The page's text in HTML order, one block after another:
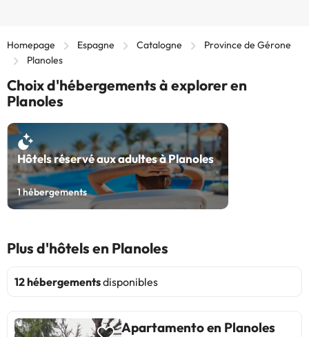
Homepage Espagne Catalogne
Province de Gérone
Planoles
Choix d'hébergements à explorer en
Planoles
Hôtels réservé aux adultes à Planoles
1hébergements
Plus d'hôtels en Planoles
12 hébergementsdisponibles
Apartamento en Planoles